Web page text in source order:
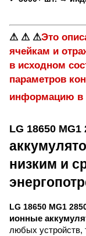
⚠ ⚠ ⚠Это
ячейкам и
в исходном
параметров
информацию в
LG 18650 MG1
низким и
LG 18650 MG1
ионные
любых устройств,